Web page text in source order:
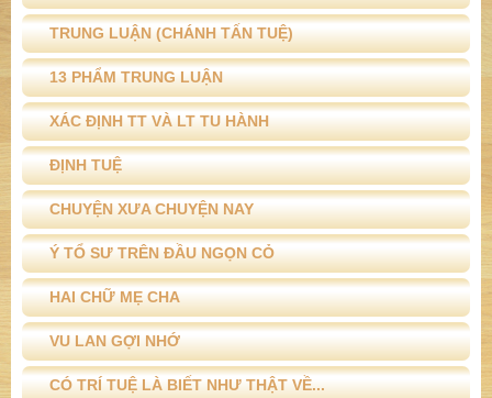
TRUNG LUẬN (CHÁNH TẤN TUỆ)
13 PHẨM TRUNG LUẬN
XÁC ĐỊNH TT VÀ LT TU HÀNH
ĐỊNH TUỆ
CHUYỆN XƯA CHUYỆN NAY
Ý TỔ SƯ TRÊN ĐẦU NGỌN CỎ
HAI CHỮ MẸ CHA
VU LAN GỢI NHỚ
CÓ TRÍ TUỆ LÀ BIẾT NHƯ THẬT VỀ...